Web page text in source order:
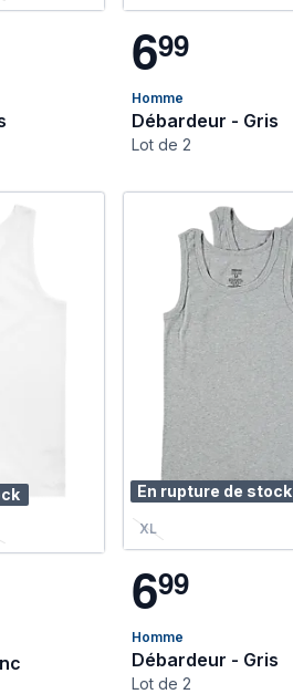
699
Homme
Débardeur - Gris
Lot de 2
En rupture de stock
XL
699
Homme
Débardeur - Gris
Lot de 2